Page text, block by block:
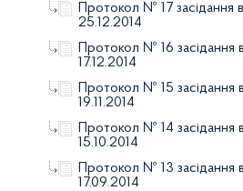
Протокол № 17 засідання
25.12.2014
Протокол № 16 засідання
17.12.2014
Протокол № 15 засідання
19.11.2014
Протокол № 14 засідання
15.10.2014
Протокол № 13 засідання
17.09.2014